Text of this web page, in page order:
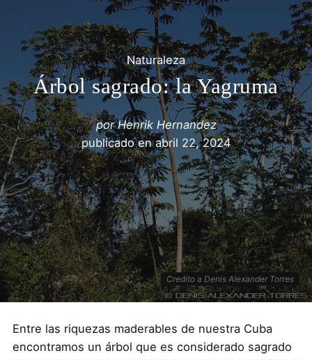
Naturaleza
Árbol sagrado: la Yagruma
porHenrik Hernandez
publicado enabril 22, 2024
Credito a Denis Alexander Torres
Entre las riquezas maderables de nuestra Cuba
encontramos un árbol que es considerado sagrado